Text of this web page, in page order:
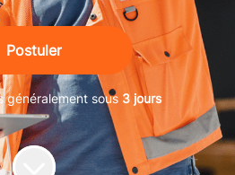
Postuler
généralement sous 3 jours